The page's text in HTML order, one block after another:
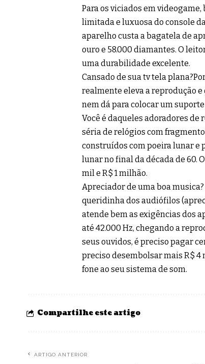
Para os viciados em
limitada e luxuosa do console
aparelho custa a bagatela de
ouro e 58.000 diamantes. O
uma durabilidade excelente.
Cansado de sua tv tela
realmente eleva a reprodução
nem dá para colocar um
Você é daqueles adoradores de
séria de relógios com
construídos com poeira lunar e
lunar no final da década de 60.
mil e R$ 1 milhão.
Apreciador de uma boa
queridinha dos audiófilos
atende bem as exigências dos
até 42.000 Hz, chegando a
seus ouvidos, é preciso pagar
preciso desembolsar mais R$ 4
fone ao seu sistema de som.
Compartilhe este artigo
ARTIGO ANTERIOR